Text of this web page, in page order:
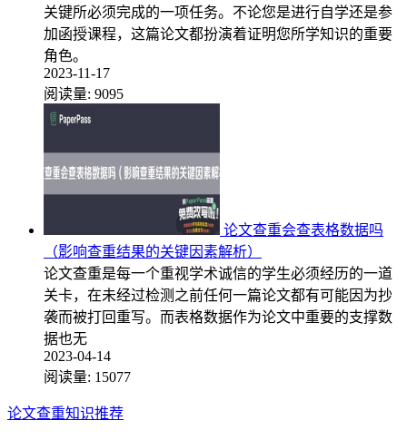
关键所必须完成的一项任务。不论您是进行自学还是参
加函授课程，这篇论文都扮演着证明您所学知识的重要
角色。
2023-11-17
阅读量: 9095
论文查重会查表格数据吗
（影响查重结果的关键因素解析）
论文查重是每一个重视学术诚信的学生必须经历的一道
关卡，在未经过检测之前任何一篇论文都有可能因为抄
袭而被打回重写。而表格数据作为论文中重要的支撑数
据也无
2023-04-14
阅读量: 15077
论文查重知识推荐